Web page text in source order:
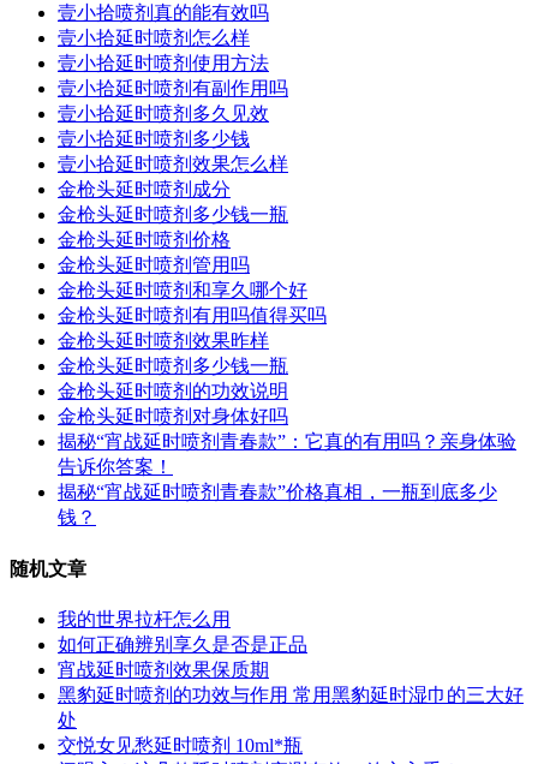
壹小拾喷剂真的能有效吗
壹小拾延时喷剂怎么样
壹小拾延时喷剂使用方法
壹小拾延时喷剂有副作用吗
壹小拾延时喷剂多久见效
壹小拾延时喷剂多少钱
壹小拾延时喷剂效果怎么样
金枪头延时喷剂成分
金枪头延时喷剂多少钱一瓶
金枪头延时喷剂价格
金枪头延时喷剂管用吗
金枪头延时喷剂和享久哪个好
金枪头延时喷剂有用吗值得买吗
金枪头延时喷剂效果昨样
金枪头延时喷剂多少钱一瓶
金枪头延时喷剂的功效说明
金枪头延时喷剂对身体好吗
揭秘“宵战延时喷剂青春款”：它真的有用吗？亲身体验
告诉你答案！
揭秘“宵战延时喷剂青春款”价格真相，一瓶到底多少
钱？
随机文章
我的世界拉杆怎么用
如何正确辨别享久是否是正品
宵战延时喷剂效果保质期
黑豹延时喷剂的功效与作用 常用黑豹延时湿巾的三大好
处
交悦女见愁延时喷剂 10ml*瓶